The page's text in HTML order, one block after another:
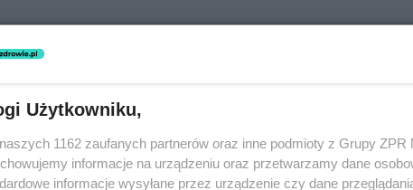
Użytkowniku,
1162 zaufanych partnerów oraz inne podmioty z Grupy
informacje na urządzeniu oraz przetwarzamy dane
informacje wysyłane przez urządzenie czy dane